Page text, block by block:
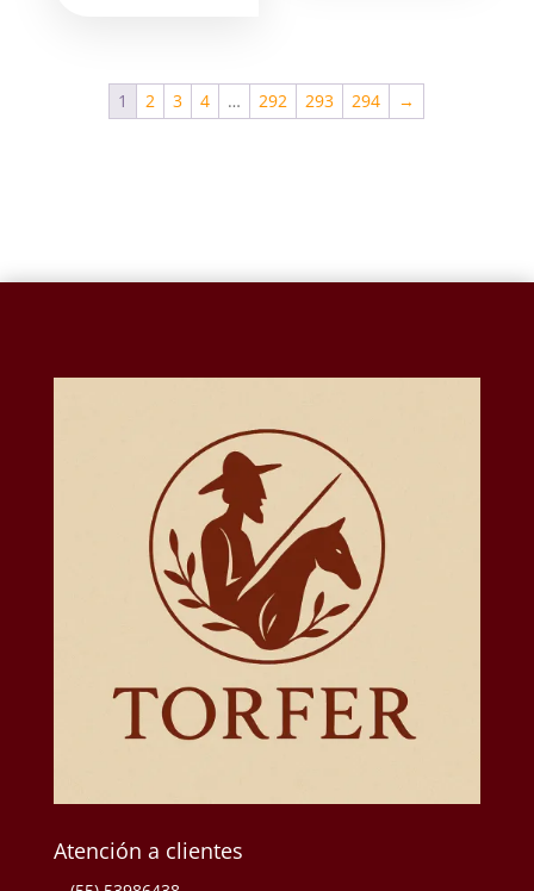
1 2 3 4 … 292 293 294 →
Atención a clientes